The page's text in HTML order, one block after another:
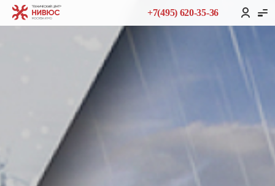
+7(495) 620-35-36